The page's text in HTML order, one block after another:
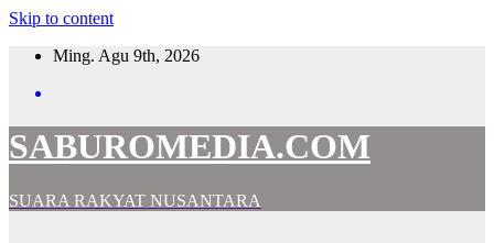
Skip to content
Ming. Agu 9th, 2026
SABUROMEDIA.COM
SUARA RAKYAT NUSANTARA